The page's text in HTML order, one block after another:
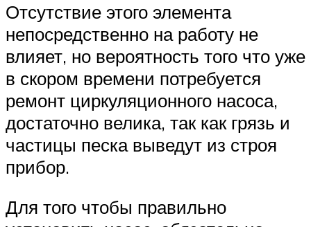
Отсутствие этого элемента
непосредственно на работу не
влияет, но вероятность того что уже
в скором времени потребуется
ремонт циркуляционного насоса,
достаточно велика, так как грязь и
частицы песка выведут из строя
прибор.
Для того чтобы правильно